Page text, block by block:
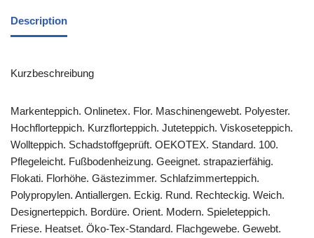
Description
Kurzbeschreibung
Markenteppich. Onlinetex. Flor. Maschinengewebt. Polyester.
Hochflorteppich. Kurzflorteppich. Juteteppich. Viskoseteppich.
Wollteppich. Schadstoffgeprüft. OEKOTEX. Standard. 100.
Pflegeleicht. Fußbodenheizung. Geeignet. strapazierfähig.
Flokati. Florhöhe. Gästezimmer. Schlafzimmerteppich.
Polypropylen. Antiallergen. Eckig. Rund. Rechteckig. Weich.
Designerteppich. Bordüre. Orient. Modern. Spieleteppich.
Friese. Heatset. Öko-Tex-Standard. Flachgewebe. Gewebt.